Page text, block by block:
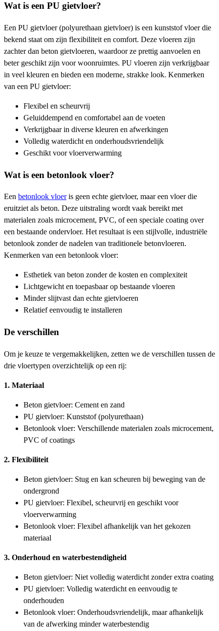
Wat is een PU gietvloer?
Een PU gietvloer (polyurethaan gietvloer) is een kunststof vloer die
bekend staat om zijn flexibiliteit en comfort. Deze vloeren zijn
zachter dan beton gietvloeren, waardoor ze prettig aanvoelen en
beter geschikt zijn voor woonruimtes. PU vloeren zijn verkrijgbaar
in veel kleuren en bieden een moderne, strakke look. Kenmerken
van een PU gietvloer:
Flexibel en scheurvrij
Geluiddempend en comfortabel aan de voeten
Verkrijgbaar in diverse kleuren en afwerkingen
Volledig waterdicht en onderhoudsvriendelijk
Geschikt voor vloerverwarming
Wat is een betonlook vloer?
Een betonlook vloeris geen echte gietvloer, maar een vloer die
eruitziet als beton. Deze uitstraling wordt vaak bereikt met
materialen zoals microcement, PVC, of een speciale coating over
een bestaande ondervloer. Het resultaat is een stijlvolle, industriële
betonlook zonder de nadelen van traditionele betonvloeren.
Kenmerken van een betonlook vloer:
Esthetiek van beton zonder de kosten en complexiteit
Lichtgewicht en toepasbaar op bestaande vloeren
Minder slijtvast dan echte gietvloeren
Relatief eenvoudig te installeren
De verschillen
Om je keuze te vergemakkelijken, zetten we de verschillen tussen de
drie vloertypen overzichtelijk op een rij:
1. Materiaal
Beton gietvloer: Cement en zand
PU gietvloer: Kunststof (polyurethaan)
Betonlook vloer: Verschillende materialen zoals microcement,
PVC of coatings
2. Flexibiliteit
Beton gietvloer: Stug en kan scheuren bij beweging van de
ondergrond
PU gietvloer: Flexibel, scheurvrij en geschikt voor
vloerverwarming
Betonlook vloer: Flexibel afhankelijk van het gekozen
materiaal
3. Onderhoud en waterbestendigheid
Beton gietvloer: Niet volledig waterdicht zonder extra coating
PU gietvloer: Volledig waterdicht en eenvoudig te
onderhouden
Betonlook vloer: Onderhoudsvriendelijk, maar afhankelijk
van de afwerking minder waterbestendig